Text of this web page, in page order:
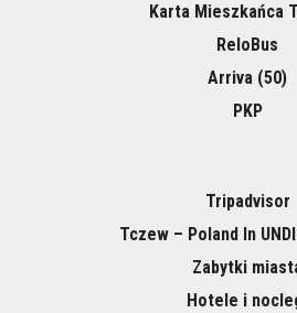
Karta Mieszkańca
ReloBus
Arriva (50)
PKP
Tripadvisor
Tczew – Poland In
Zabytki
Hotele i